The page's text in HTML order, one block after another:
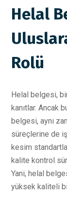
Helal
Rolü
Helal belgesi,
kanıtlar. Ancak
belgesi, aynı
süreçlerine de
kesim
kalite kontrol
Yani, helal
yüksek kaliteli